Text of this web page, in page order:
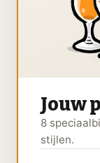
Jouw
8
stijlen.